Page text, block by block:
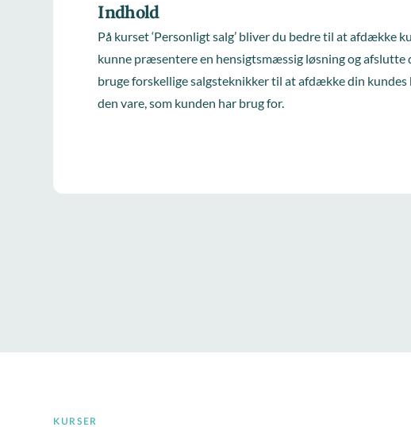
Indhold
På kurset ‘Personligt salg’ bliver du bedre til at afdække
kunne præsentere en hensigtsmæssig løsning og afslutte
bruge forskellige salgsteknikker til at afdække din
den vare, som kunden har brug for.
KURSER